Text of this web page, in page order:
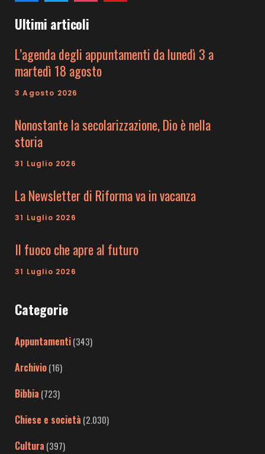
Ultimi articoli
L’agenda degli appuntamenti da lunedì 3 a
martedì 18 agosto
3 Agosto 2026
Nonostante la secolarizzazione, Dio è nella
storia
31 Luglio 2026
La Newsletter di Riforma va in vacanza
31 Luglio 2026
Il fuoco che apre al futuro
31 Luglio 2026
Categorie
Appuntamenti(343)
Archivio(16)
Bibbia (723)
Chiese e società (2.030)
Cultura (397)